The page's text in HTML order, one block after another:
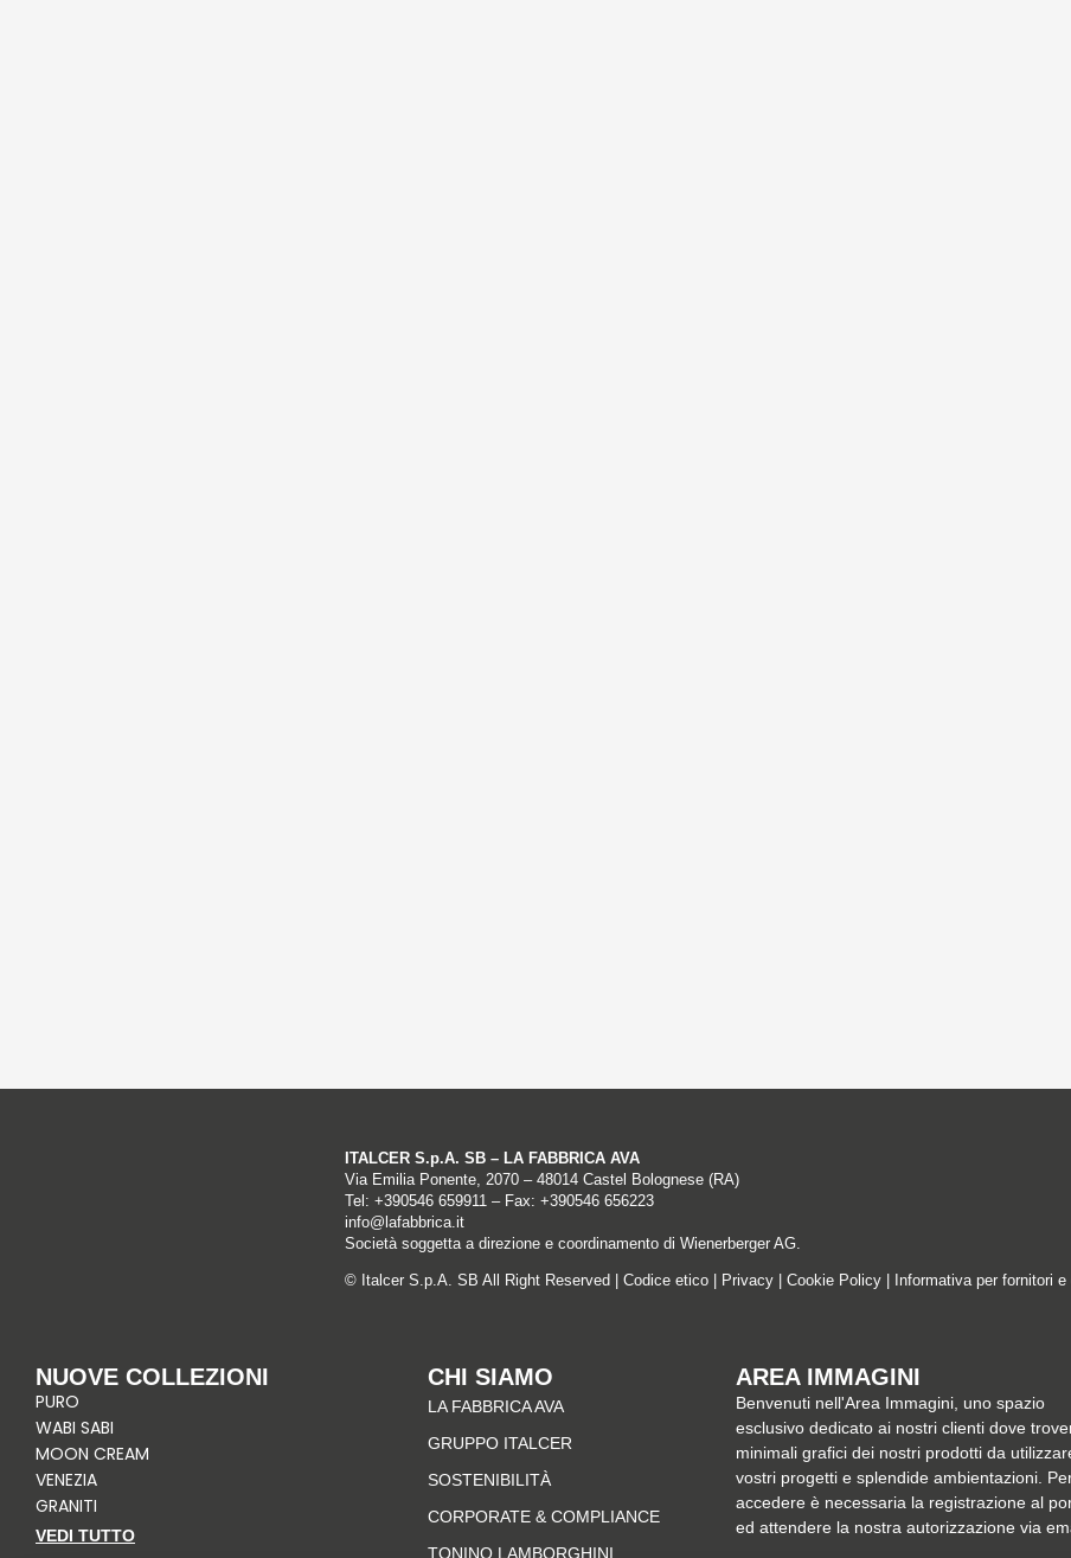
ITALCER S.p.A. SB – LA FABBRICA AVA
Via Emilia Ponente, 2070 – 48014 Castel Bolognese (RA)
Tel: +390546 659911– Fax: +390546 656223
info@lafabbrica.it
Società soggetta a direzione e coordinamento di Wienerberger AG.
© Italcer S.p.A. SB All Right Reserved | Codice etico| Privacy| Cookie Policy| Informativa per fornitori e
NUOVE COLLEZIONI
PURO
WABI SABI
MOON CREAM
VENEZIA
GRANITI
VEDI TUTTO
CHI SIAMO
LA FABBRICA AVA
GRUPPO ITALCER
SOSTENIBILITÀ
CORPORATE & COMPLIANCE
TONINO LAMBORGHINI
AREA IMMAGINI
Benvenuti nell'Area Immagini, uno spazio
esclusivo dedicato ai nostri clienti dove
minimali grafici dei nostri prodotti da
vostri progetti e splendide ambientazioni.
accedere è necessaria la registrazione al
ed attendere la nostra autorizzazione via